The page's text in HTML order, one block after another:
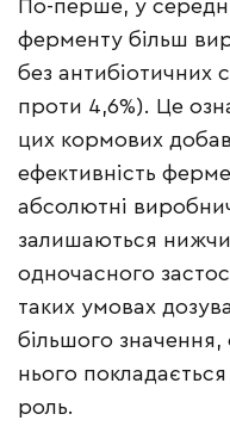
По-перше, у
ферменту більш
без антибіотичних
проти 4,6%). Це
цих кормових
ефективність
абсолютні
залишаються
одночасного
таких умовах
більшого значення,
нього
роль.